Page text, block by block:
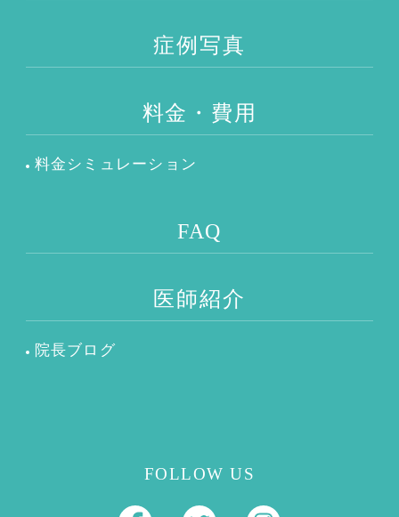
症例写真
料金・費用
料金シミュレーション
FAQ
医師紹介
院長ブログ
FOLLOW US